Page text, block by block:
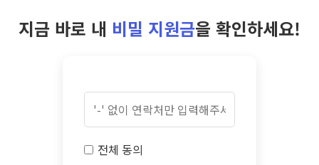
지금 바로 내 비밀 지원금을 확인하세요!
전체 동의